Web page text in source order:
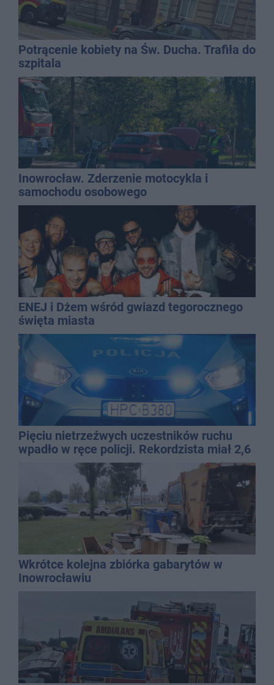
Potrącenie kobiety na Św. Ducha. Trafiła do
szpitala
Inowrocław. Zderzenie motocykla i
samochodu osobowego
ENEJ i Dżem wśród gwiazd tegorocznego
święta miasta
Pięciu nietrzeźwych uczestników ruchu
wpadło w ręce policji. Rekordzista miał 2,6
Wkrótce kolejna zbiórka gabarytów w
Inowrocławiu